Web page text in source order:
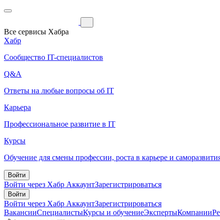
Все сервисы Хабра
Хабр
Сообщество IT-специалистов
Q&A
Ответы на любые вопросы об IT
Карьера
Профессиональное развитие в IT
Курсы
Обучение для смены профессии, роста в карьере и
Войти
Войти через Хабр АккаунтЗарегистрироваться
Войти
Войти через Хабр АккаунтЗарегистрироваться
ВакансииСпециалистыКурсы и обучениеЭкспертыКомпании